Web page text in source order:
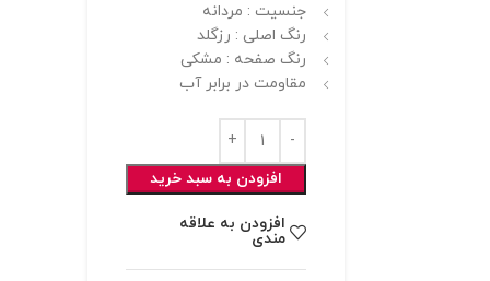
جنسیت : مردانه
رنگ اصلی : رزگلد
رنگ صفحه : مشکی
مقاومت در برابر آب
افزودن به سبد خرید
افزودن به علاقه
مندی